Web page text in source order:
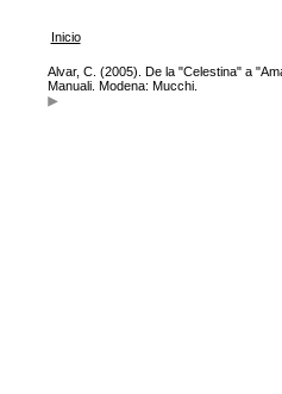
Inicio
Alvar, C. (2005). De la "Celestina" a
Manuali. Modena: Mucchi.